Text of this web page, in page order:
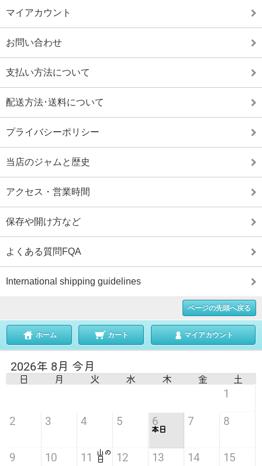
マイアカウント
お問い合わせ
支払い方法について
配送方法･送料について
プライバシーポリシー
当店のジャムと歴史
アクセス・営業時間
保存や開け方など
よくある質問FQA
International shipping guidelines
ページの先頭へ戻る
ホーム カート マイアカウント